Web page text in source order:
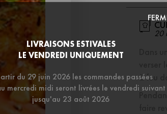
LIVRAISONS ESTIVALES
LE VENDREDI UNIQUEMENT
du 29 juin 2026 les commandes passées
mercredi midi seront livrées le vendredi suivant
jusqu'au 23 août 2026
20
Dans
à feu
faire